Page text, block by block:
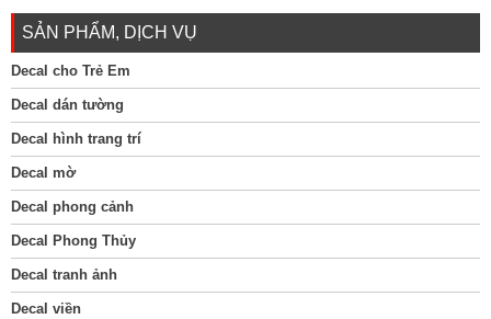
SẢN PHẨM, DỊCH VỤ
Decal cho Trẻ Em
Decal dán tường
Decal hình trang trí
Decal mờ
Decal phong cảnh
Decal Phong Thủy
Decal tranh ảnh
Decal viền